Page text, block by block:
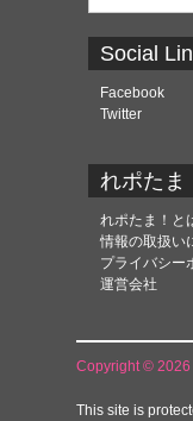
Social
Facebook
Twitter
れポたま
れポたま！と
情報の取扱い
プライバシー
運営会社
Copyright © 2026
This site is